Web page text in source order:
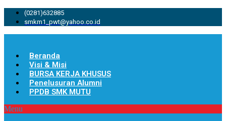
(0281)632885
smkm1_pwt@yahoo.co.id
Beranda
Visi & Misi
BURSA KERJA KHUSUS
Penelusuran Alumni
PPDB SMK MUTU
Menu